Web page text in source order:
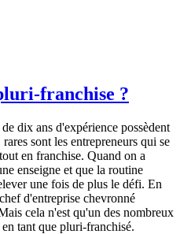
franchise ?
dix ans d'expérience possèdent
sont les entrepreneurs qui se
en franchise. Quand on a
enseigne et que la routine
une fois de plus le défi. En
d'entreprise chevronné
cela n'est qu'un des nombreux
tant que pluri-franchisé.